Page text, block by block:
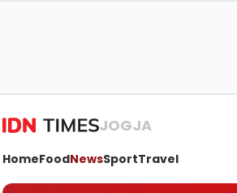
JOGJA
HomeFoodNewsSportTravel